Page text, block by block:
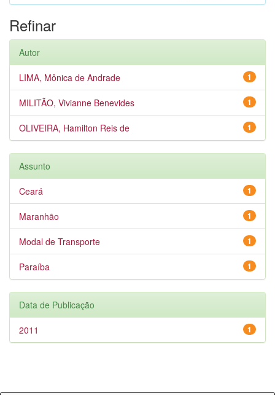
Refinar
Autor
1
LIMA, Mônica de Andrade
1
MILITÃO, Vivianne Benevides
1
OLIVEIRA, Hamilton Reis de
Assunto
1
Ceará
1
Maranhão
1
Modal de Transporte
1
Paraíba
Data de Publicação
1
2011